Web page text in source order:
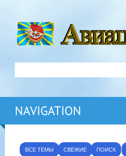
NAVIGATION
ВСЕ ТЕМЫ СВЕЖИЕ ПОИСК